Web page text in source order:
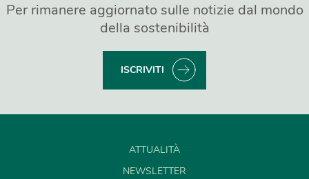
Per rimanere aggiornato sulle notizie dal mondo
della sostenibilità
ISCRIVITI
ATTUALITÀ
NEWSLETTER